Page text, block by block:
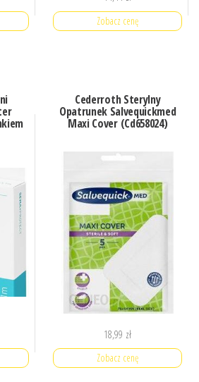
Zobacz cenę
Cederroth Sterylny
Opatrunek Salvequickmed
Maxi Cover (Cd658024)
18,99 zł
Zobacz cenę